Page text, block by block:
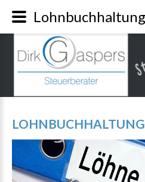
LOHNBUCHHALTUNG